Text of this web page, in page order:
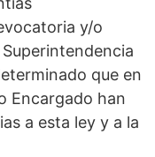
y/o
que en
Encargado han
a esta ley y a la